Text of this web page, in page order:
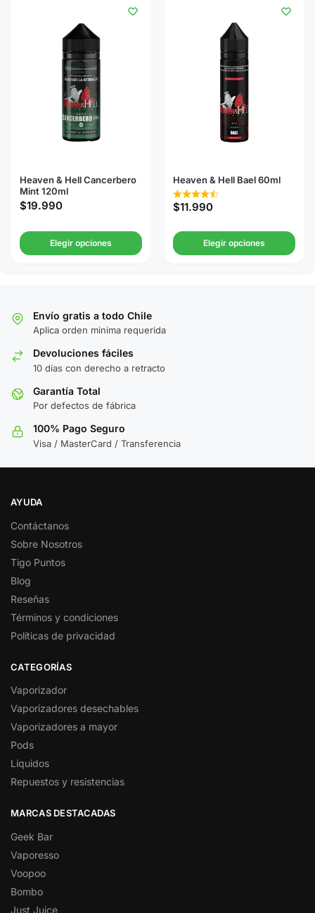
Heaven & Hell Cancerbero
Mint 120ml
$19.990
Elegir opciones
Heaven & Hell Bael 60ml
$11.990
Elegir opciones
Envío gratis a todo Chile
Aplica orden minima requerida
Devoluciones fáciles
10 días con derecho a retracto
Garantía Total
Por defectos de fábrica
100% Pago Seguro
Visa / MasterCard / Transferencia
AYUDA
Contáctanos
Sobre Nosotros
Tigo Puntos
Blog
Reseñas
Términos y condiciones
Políticas de privacidad
CATEGORÍAS
Vaporizador
Vaporizadores desechables
Vaporizadores a mayor
Pods
Líquidos
Repuestos y resistencias
MARCAS DESTACADAS
Geek Bar
Vaporesso
Voopoo
Bombo
Just Juice